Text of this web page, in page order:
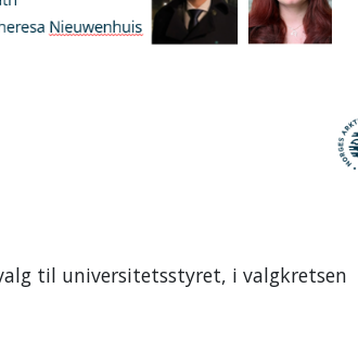
til universitetsstyret, i valgkretsen